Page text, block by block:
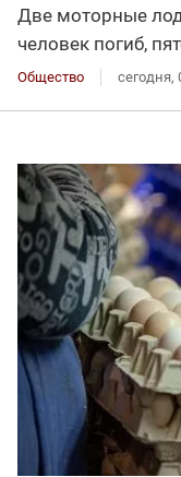
Две моторные
человек погиб,
Общество сегодня,